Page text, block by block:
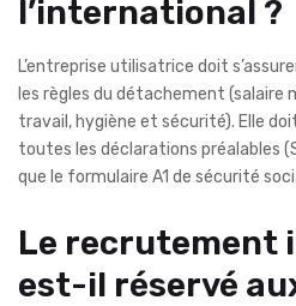
l’international ?
L’entreprise utilisatrice doit
les règles du détachement (salaire
travail, hygiène et sécurité). Elle
toutes les déclarations préalables
que le formulaire A1 de sécurité
Le recrutement
est-il réservé